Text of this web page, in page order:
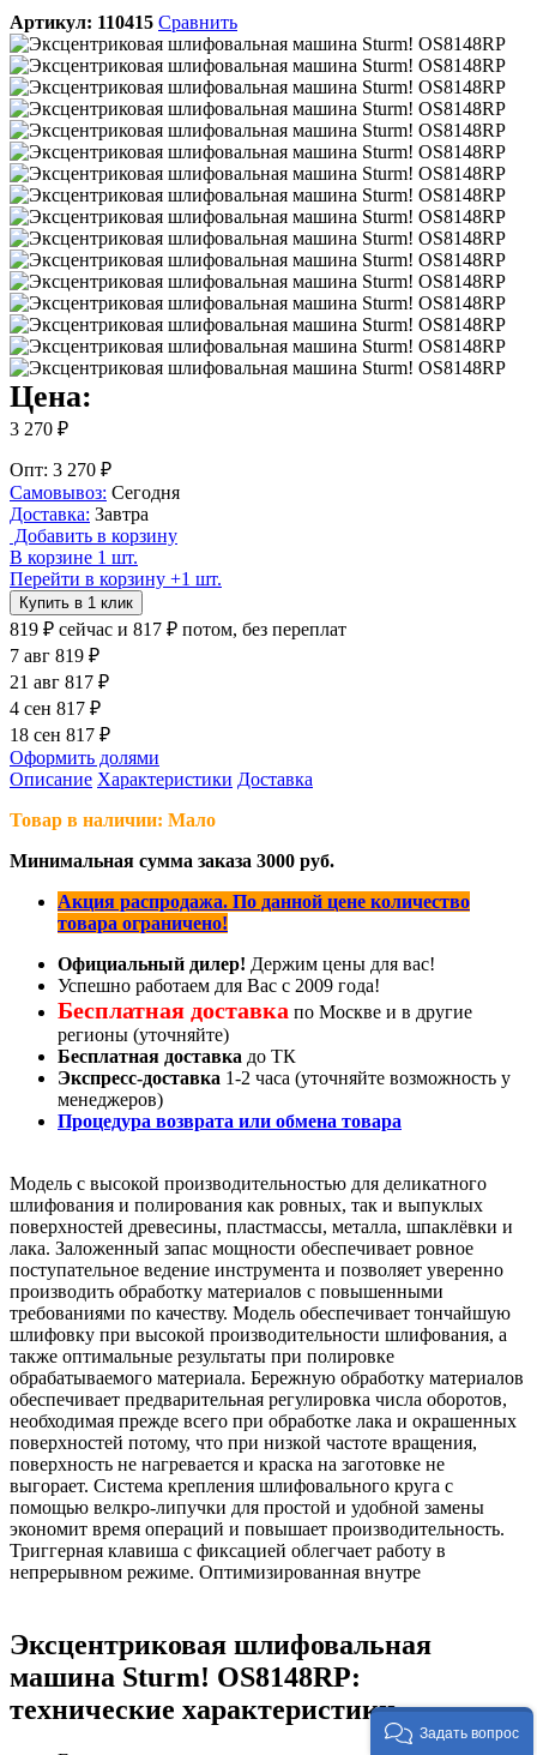
Артикул: 110415 Сравнить
Цена:
3 270 ₽
Опт: 3 270 ₽
Самовывоз: Сегодня
Доставка: Завтра
Добавить в корзину
В корзине 1 шт.
Перейти в корзину +1 шт.
Купить в 1 клик
819 ₽ сейчас и 817 ₽ потом, без переплат
7 авг 819 ₽
21 авг 817 ₽
4 сен 817 ₽
18 сен 817 ₽
Оформить долями
Описание Характеристики Доставка
Товар в наличии: Мало
Минимальная сумма заказа 3000 руб.
Акция распродажа. По данной цене количество
товара ограничено!
Официальный дилер! Держим цены для вас!
Успешно работаем для Вас с 2009 года!
Бесплатная доставка по Москве и в другие
регионы (уточняйте)
Бесплатная доставка до ТК
Экспресс-доставка 1-2 часа (уточняйте возможность у
менеджеров)
Процедура возврата или обмена товара
Модель с высокой производительностью для деликатного
шлифования и полирования как ровных, так и выпуклых
поверхностей древесины, пластмассы, металла, шпаклёвки и
лака. Заложенный запас мощности обеспечивает ровное
поступательное ведение инструмента и позволяет уверенно
производить обработку материалов с повышенными
требованиями по качеству. Модель обеспечивает тончайшую
шлифовку при высокой производительности шлифования, а
также оптимальные результаты при полировке
обрабатываемого материала. Бережную обработку материалов
обеспечивает предварительная регулировка числа оборотов,
необходимая прежде всего при обработке лака и окрашенных
поверхностей потому, что при низкой частоте вращения,
поверхность не нагревается и краска на заготовке не
выгорает. Система крепления шлифовального круга с
помощью велкро-липучки для простой и удобной замены
экономит время операций и повышает производительность.
Триггерная клавиша с фиксацией облегчает работу в
непрерывном режиме. Оптимизированная внутре
Эксцентриковая шлифовальная
машина Sturm! OS8148RP:
технические характеристики
Задать вопрос